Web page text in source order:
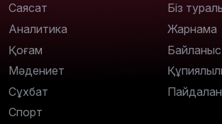
Саясат
Аналитика
Қоғам
Мәдениет
Сұхбат
Спорт
Біз
Жарнама
Байланыс